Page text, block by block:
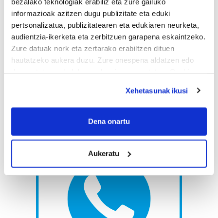
informazioak azitzen dugu publizitate eta eduki
pertsonalizatua, publizitatearen eta edukiaren neurketa,
audientzia-ikerketa eta zerbitzuen garapena eskaintzeko.
Zure datuak nork eta zertarako erabiltzen dituen
hautatzeko aukera duzu. Zure onespena aldatzen edo
If you allow, we would also like to:
Collect information about your geographical
meters
Identify your device by actively scanning it for
specific characteristics (fingerprinting)
Find out more about how your personal data is processed
and set your preferences in the
details section
Guk eta gure bazkideek zure datu pertsonalak
Xehetasunak ikusi
Dena onartu
Aukeratu